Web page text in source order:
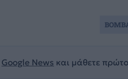
Google News και μάθετε